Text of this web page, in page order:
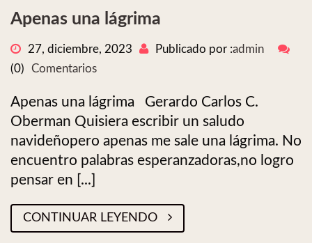
Apenas una lágrima
27, diciembre, 2023 Publicado por :admin
(0)
Comentarios
Apenas una lágrima Gerardo Carlos C.
Oberman Quisiera escribir un saludo
navideñopero apenas me sale una lágrima. No
encuentro palabras esperanzadoras,no logro
pensar en [...]
CONTINUAR LEYENDO